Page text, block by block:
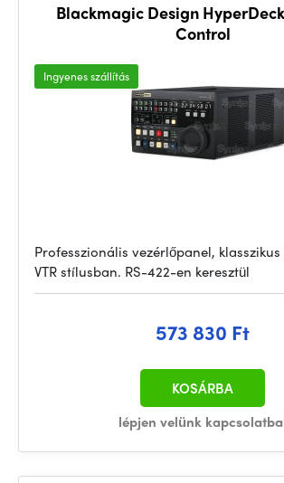
Blackmagic Design
Control
Ingyenes szállítás
Professzionális vezérlőpanel,
VTR stílusban. RS-422-en keresztül
573 830 Ft
lépjen velünk
KOSÁRBA